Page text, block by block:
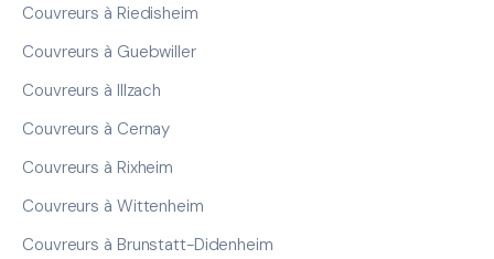
Couvreurs à Riedisheim
Couvreurs à Guebwiller
Couvreurs à Illzach
Couvreurs à Cernay
Couvreurs à Rixheim
Couvreurs à Wittenheim
Couvreurs à Brunstatt-Didenheim